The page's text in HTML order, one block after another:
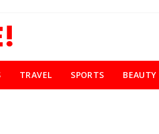
TRAVEL SPORTS BEAUTY